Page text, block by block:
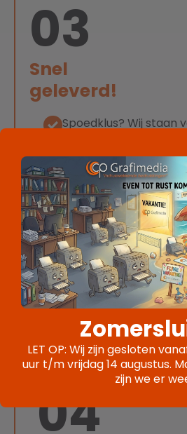
03
Snel
geleverd!
Spoedklus? Wij staan
supersnel!
Dezelfde dag nog
even kan, doen we
direct waar je aan toe
Wij stappen, wanneer
auto om jouw
mogelijk te bezorgen.
04
LET OP: Wij zijn gesloten
uur t/m vrijdag 14 augustus.
zijn we er